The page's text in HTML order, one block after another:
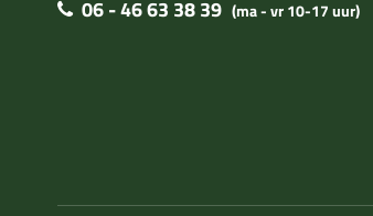
06 - 46 63 38 39 (ma - vr 10-17 uur)